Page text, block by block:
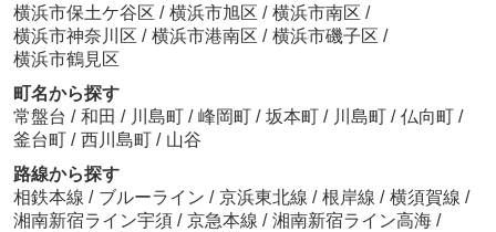
横浜市保土ケ谷区 / 横浜市旭区 / 横浜市南区 /
横浜市神奈川区 / 横浜市港南区 / 横浜市磯子区 /
横浜市鶴見区
町名から探す
常盤台 / 和田 / 川島町 / 峰岡町 / 坂本町 / 川島町 / 仏向町 /
釜台町 / 西川島町 / 山谷
路線から探す
相鉄本線 / ブルーライン / 京浜東北線 / 根岸線 / 横須賀線 /
湘南新宿ライン宇須 / 京急本線 / 湘南新宿ライン高海 /